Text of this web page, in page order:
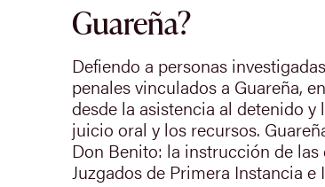
Guareña?
Defiendo a personas
penales vinculados a Guareña,
desde la asistencia al detenido
juicio oral y los recursos.
Don Benito: la instrucción de
Juzgados de Primera Instancia